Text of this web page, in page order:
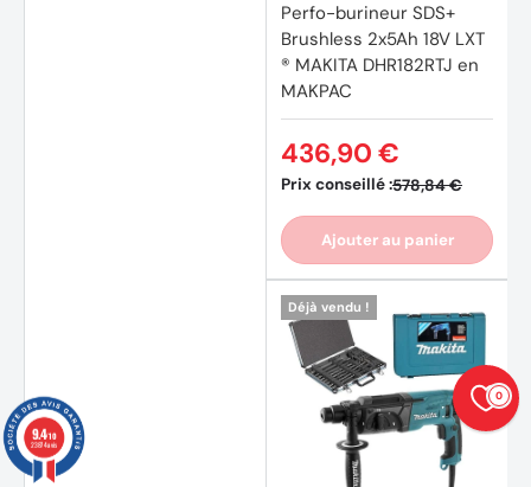
Perfo-burineur SDS+
Brushless 2x5Ah 18V LXT
® MAKITA DHR182RTJ en
MAKPAC
Prix conseillé :578,84 €
436,90 €
Ajouter au panier
Déjà vendu !
0
9.4/10
23874 avis